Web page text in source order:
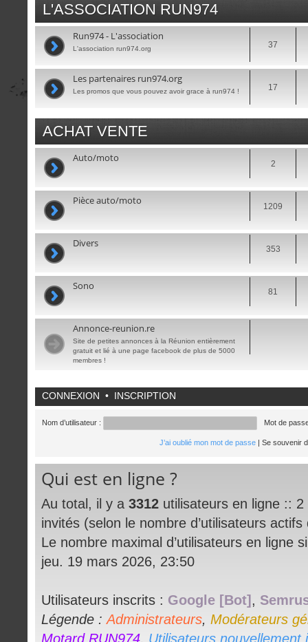
L'ASSOCIATION RUN974
Run974 - L'association
L'association run974.org 37
Les partenaires run974.org
Les promos que vous pouvez avoir grace à run974 ! 17
ACHAT VENTE
Auto/moto 2
Pièce auto/moto 1209
Divers 353
Sono 81
Annonce-reunion.re
Site de petites annonces à la Réunion entièrement
gratuit et lié à une page facebook de plus de 5000
membres !
CONNEXION • INSCRIPTION
Nom d’utilisateur : Mot de
J’ai oublié mon mot de passe Se souvenir
Qui est en ligne ?
Au total, il y a 3312 utilisateurs en ligne ::
invités (selon le nombre d’utilisateurs
Le nombre maximal d’utilisateurs en ligne
jeu. 19 mars 2026, 23:50
Utilisateurs inscrits : Google [Bot] ,
Légende :Administrateurs, Modérateurs
Motard RUN974, Utilisateurs nouvellement